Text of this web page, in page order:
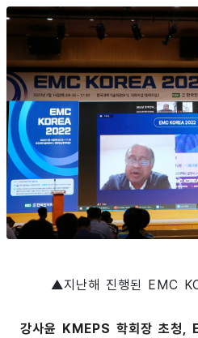
▲지난해 진행된 EMC
강사윤 KMEPS 학회장 초청,